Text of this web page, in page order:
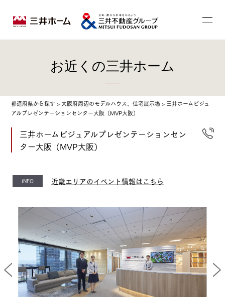
お近くの三井ホーム
都道府県から探す > 大阪府周辺のモデルハウス、住宅展示場> 三井ホームビジュ
アルプレゼンテーションセンター大阪（MVP大阪）
三井ホームビジュアルプレゼンテーションセン
ター大阪（MVP大阪）
INFO 近畿エリアのイベント情報はこちら